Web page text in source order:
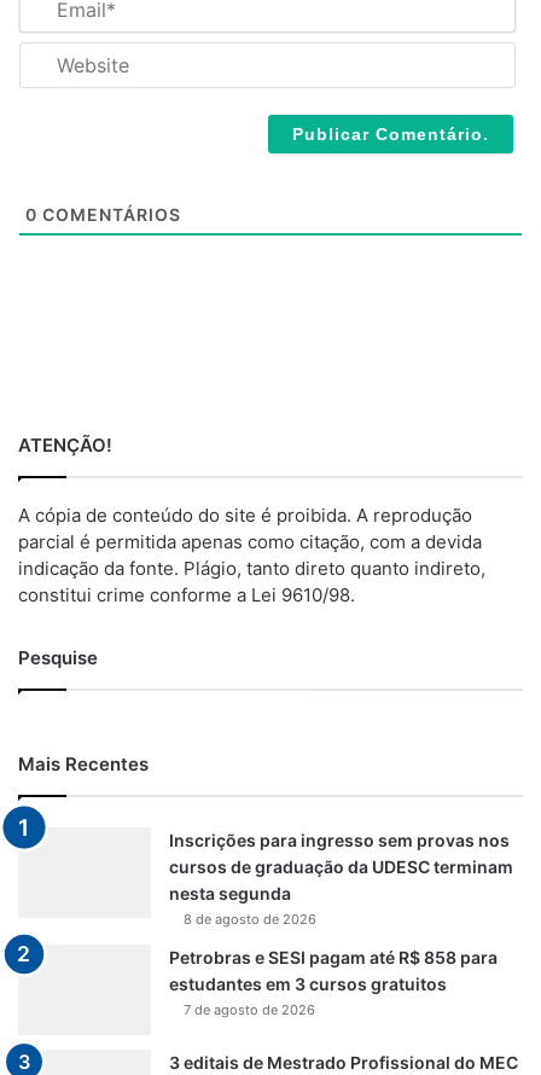
*a
l
0 COMENTÁRIOS
ATENÇÃO!
A cópia de conteúdo do site é proibida. A reprodução
parcial é permitida apenas como citação, com a devida
indicação da fonte. Plágio, tanto direto quanto indireto,
constitui crime conforme a Lei 9610/98.
Pesquise
Mais Recentes
Inscrições para ingresso sem provas nos
cursos de graduação da UDESC terminam
nesta segunda
8 de agosto de 2026
Petrobras e SESI pagam até R$ 858 para
estudantes em 3 cursos gratuitos
7 de agosto de 2026
3 editais de Mestrado Profissional do MEC